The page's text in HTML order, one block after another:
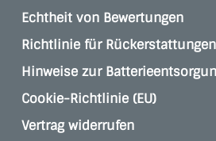
Echtheit von Bewertungen
Richtlinie für
Hinweise zur
Cookie-Richtlinie (EU)
Vertrag widerrufen